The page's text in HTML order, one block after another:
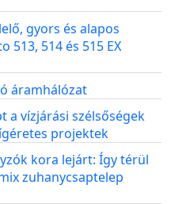
gyors és alapos
513, 514 és 515 EX
áramhálózat
a vízjárási szélsőségek
projektek
kora lejárt: Így térül
zuhanycsaptelep